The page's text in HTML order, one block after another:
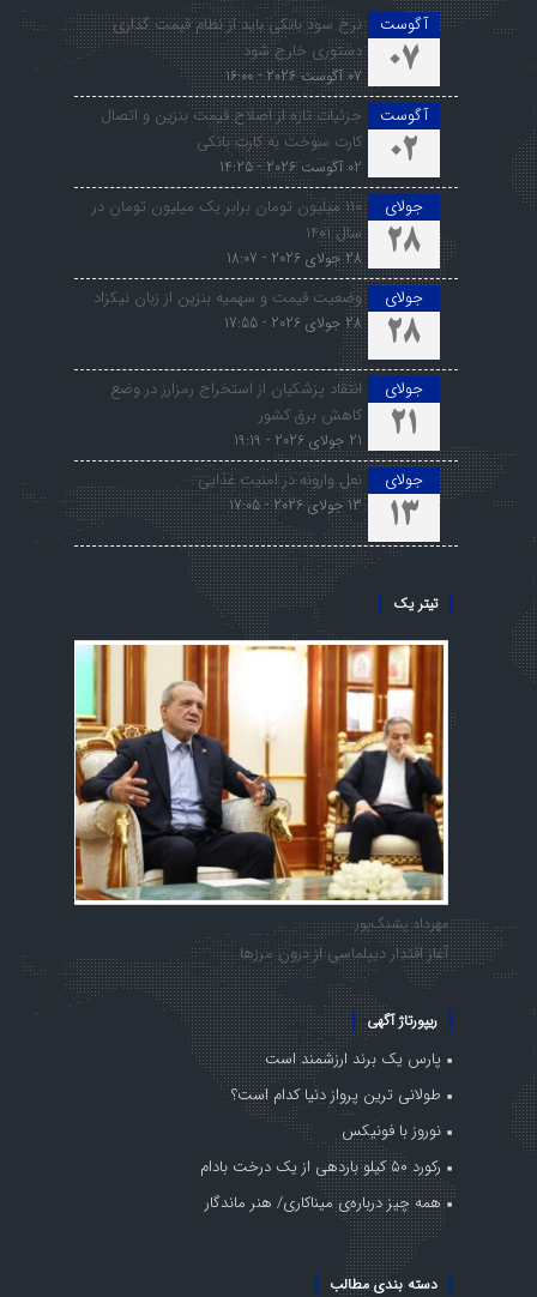
آگوست
07
نرخ سود بانکی باید از نظام قیمت گذاری
دستوری خارج شود
07 آگوست 2026 - 16:00
آگوست
02
جزئیات تازه از اصلاح قیمت بنزین و اتصال
کارت سوخت به کارت بانکی
02 آگوست 2026 - 14:25
جولای
28
۱۱۰ میلیون تومان برابر یک میلیون تومان در
سال ۱۴۰۱
28 جولای 2026 - 18:07
جولای
28
وضعیت قیمت و سهمیه بنزین از زبان نیکزاد
28 جولای 2026 - 17:55
جولای
21
انتقاد پزشکیان از استخراج رمزارز در وضع
کاهش برق کشور
21 جولای 2026 - 19:19
جولای
13
نعل وارونه در امنیت غذایی
13 جولای 2026 - 17:05
تیتر یک
مهرداد پشنگ‌پور
آغاز اقتدار دیپلماسی از درون مرزها
ریپورتاژ آگهی
پارس یک برند ارزشمند است
طولانی ترین پرواز دنیا کدام است؟
نوروز با فونیکس
رکورد ۵۰ کیلو باردهی از یک درخت بادام
همه چیز درباره‌ی میناکاری/ هنر ماندگار
دسته بندی مطالب